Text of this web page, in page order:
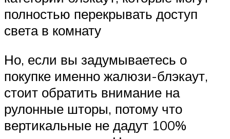
полностью перекрывать доступ
света в комнату
Но, если вы задумываетесь о
покупке именно жалюзи-блэкаут,
стоит обратить внимание на
рулонные шторы, потому что
вертикальные не дадут 100%